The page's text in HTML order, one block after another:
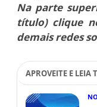
Na parte
título) clique
demais redes
APROVEITE E LEIA